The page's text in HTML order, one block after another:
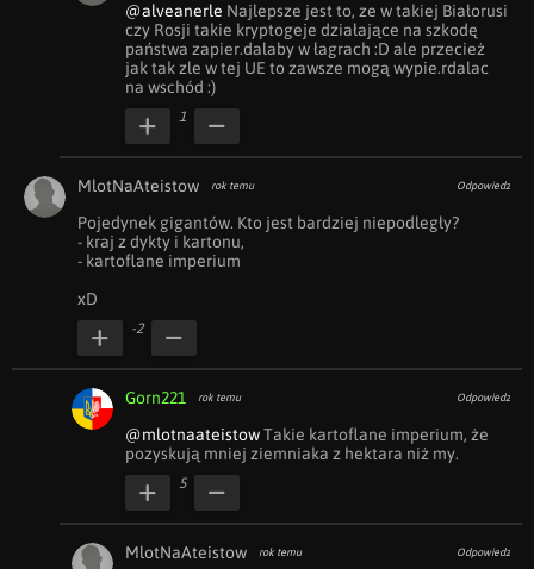
@alveanerle Najlepsze jest to, ze w takiej Białorusi
czy Rosji takie kryptogeje działające na szkodę
państwa zapier.dalaby w łagrach :D ale przecież
jak tak zle w tej UE to zawsze mogą wypie.rdalac
na wschód :)
1
MlotNaAteistow rok temu Odpowiedz
Pojedynek gigantów. Kto jest bardziej niepodległy?
- kraj z dykty i kartonu,
- kartoflane imperium
xD
-2
Gorn221 rok temu Odpowiedz
@mlotnaateistow Takie kartoflane imperium, że
pozyskują mniej ziemniaka z hektara niż my.
5
MlotNaAteistow rok temu Odpowiedz